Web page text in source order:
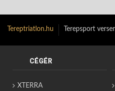
Tereptriatlon.hu Terepsport
CÉGÉR
XTERRA